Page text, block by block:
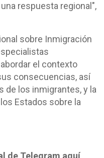
respuesta regional",
sobre Inmigración
el contexto
consecuencias, así
de los inmigrantes, y la
Estados sobre la